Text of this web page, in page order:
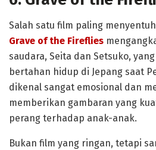
Salah satu film paling
Grave of the Fireflies
saudara, Seita dan Setsuko,
bertahan hidup di Jepang saat
dikenal sangat emosional dan
memberikan gambaran yang
perang terhadap anak-anak.
Bukan film yang ringan, tetapi